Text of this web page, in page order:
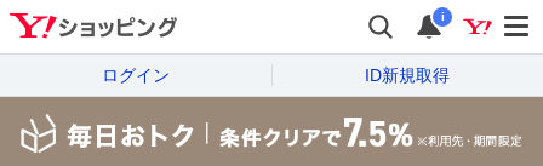
i
ログイン ID新規取得